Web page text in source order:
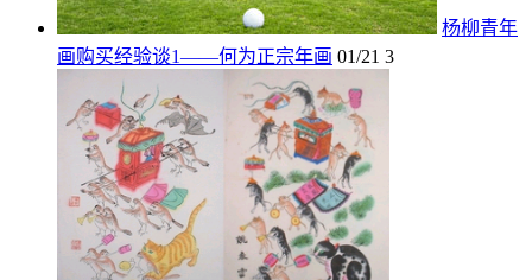
杨柳青年
画购买经验谈1——何为正宗年画 01/21 3